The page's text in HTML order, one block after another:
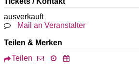
ausverkauft
Mail an Veranstalter
Teilen & Merken
Teilen